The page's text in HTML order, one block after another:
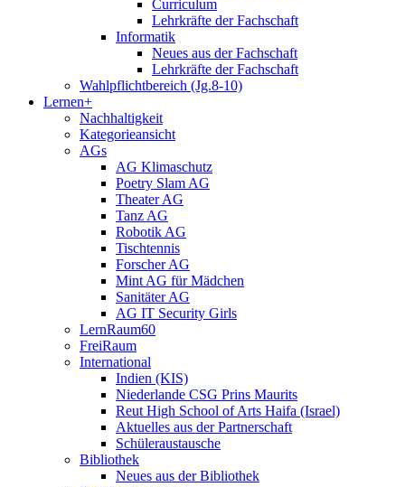
Curriculum
Lehrkräfte der Fachschaft
Informatik
Neues aus der Fachschaft
Lehrkräfte der Fachschaft
Wahlpflichtbereich (Jg.8-10)
Lernen+
Nachhaltigkeit
Kategorieansicht
AGs
AG Klimaschutz
Poetry Slam AG
Theater AG
Tanz AG
Robotik AG
Tischtennis
Forscher AG
Mint AG für Mädchen
Sanitäter AG
AG IT Security Girls
LernRaum60
FreiRaum
International
Indien (KIS)
Niederlande CSG Prins Maurits
Reut High School of Arts Haifa (Israel)
Aktuelles aus der Partnerschaft
Schüleraustausche
Bibliothek
Neues aus der Bibliothek